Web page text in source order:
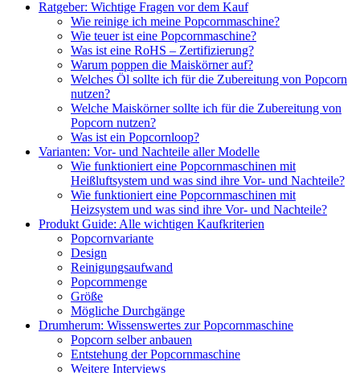
Ratgeber: Wichtige Fragen vor dem Kauf
Wie reinige ich meine Popcornmaschine?
Wie teuer ist eine Popcornmaschine?
Was ist eine RoHS – Zertifizierung?
Warum poppen die Maiskörner auf?
Welches Öl sollte ich für die Zubereitung von Popcorn
nutzen?
Welche Maiskörner sollte ich für die Zubereitung von
Popcorn nutzen?
Was ist ein Popcornloop?
Varianten: Vor- und Nachteile aller Modelle
Wie funktioniert eine Popcornmaschinen mit
Heißluftsystem und was sind ihre Vor- und Nachteile?
Wie funktioniert eine Popcornmaschinen mit
Heizsystem und was sind ihre Vor- und Nachteile?
Produkt Guide: Alle wichtigen Kaufkriterien
Popcornvariante
Design
Reinigungsaufwand
Popcornmenge
Größe
Mögliche Durchgänge
Drumherum: Wissenswertes zur Popcornmaschine
Popcorn selber anbauen
Entstehung der Popcornmaschine
Weitere Interviews